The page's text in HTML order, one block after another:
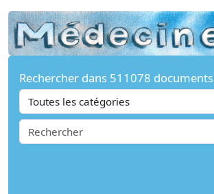
Rechercher dans 511078 documents